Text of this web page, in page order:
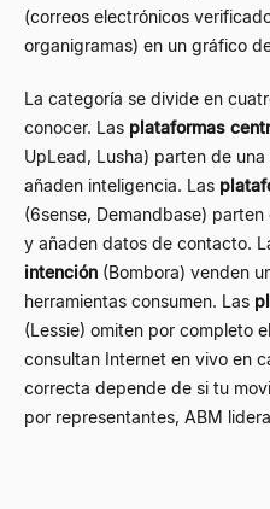
(correos electrónicos
organigramas) en un gráfico
La categoría se divide en
conocer. Las plataformas
UpLead, Lusha) parten de
añaden inteligencia. Las
(6sense, Demandbase)
y añaden datos de contacto.
intención (Bombora) venden
herramientas consumen. Las
(Lessie) omiten por completo
consultan Internet en vivo en
correcta depende de si tu
por representantes, ABM